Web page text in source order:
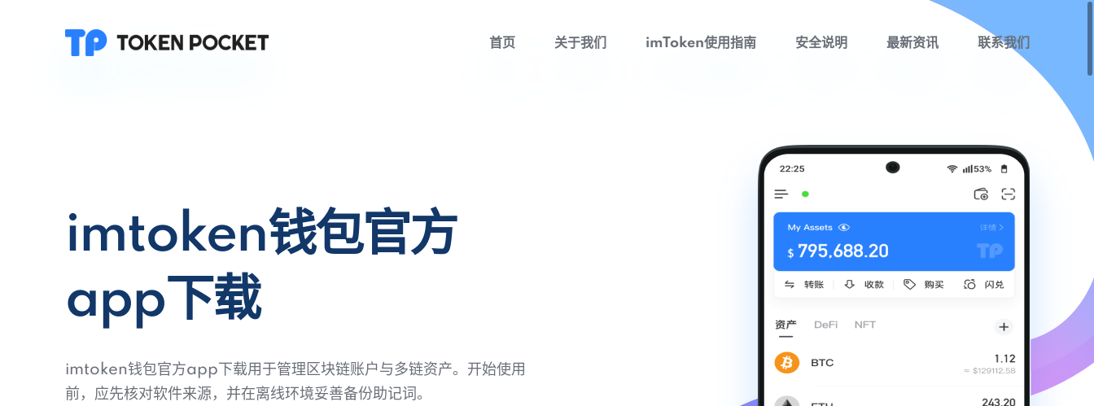
首页 关于我们 imToken使用指南 安全说明 最新资讯 联系我们
imtoken钱包官方
app下载
imtoken钱包官方app下载用于管理区块链账户与多链资产。开始使用
前，应先核对软件来源，并在离线环境妥善备份助记词。